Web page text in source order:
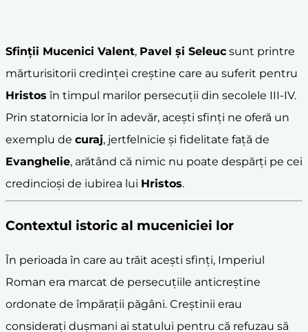
Sfinții Mucenici Valent, Pavel și Seleuc sunt printre
mărturisitorii credinței creștine care au suferit pentru
Hristos în timpul marilor persecuții din secolele III-IV.
Prin statornicia lor în adevăr, acești sfinți ne oferă un
exemplu de curaj, jertfelnicie și fidelitate față de
Evanghelie, arătând că nimic nu poate despărți pe cei
credincioși de iubirea lui Hristos.
Contextul istoric al muceniciei lor
În perioada în care au trăit acești sfinți, Imperiul
Roman era marcat de persecuțiile anticreștine
ordonate de împărații păgâni. Creștinii erau
considerați dușmani ai statului pentru că refuzau să